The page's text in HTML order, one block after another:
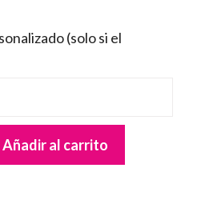
(solo si el
Añadir al carrito